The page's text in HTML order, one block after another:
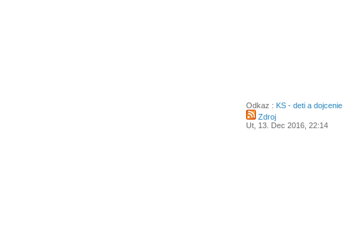
Odkaz : KS - deti a dojcenie
Zdroj
Ut, 13. Dec 2016, 22:14